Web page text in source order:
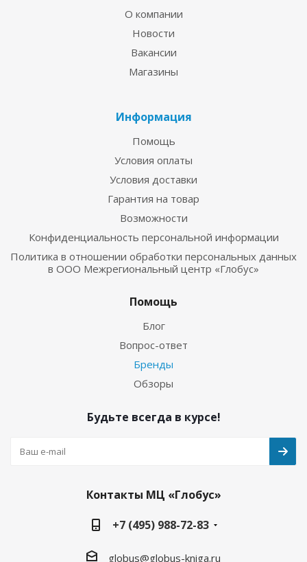
О компании
Новости
Вакансии
Магазины
Информация
Помощь
Условия оплаты
Условия доставки
Гарантия на товар
Возможности
Конфиденциальность персональной информации
Политика в отношении обработки персональных данных
в ООО Межрегиональный центр «Глобус»
Помощь
Блог
Вопрос-ответ
Бренды
Обзоры
Будьте всегда в курсе!
Контакты МЦ «Глобус»
+7 (495) 988-72-83
globus@globus-kniga.ru